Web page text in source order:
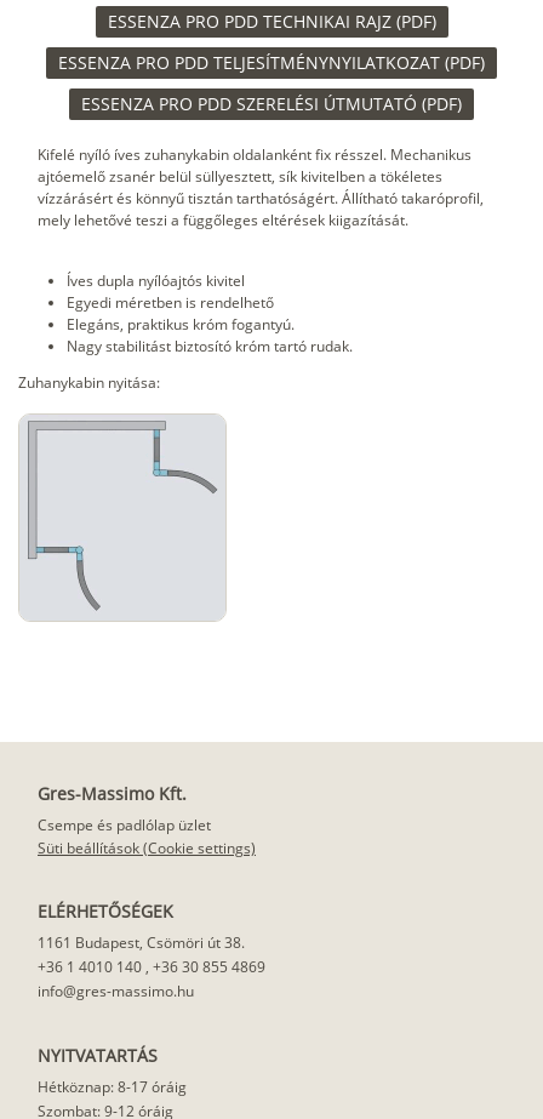
ESSENZA PRO PDD TECHNIKAI RAJZ (PDF)
ESSENZA PRO PDD TELJESÍTMÉNYNYILATKOZAT (PDF)
ESSENZA PRO PDD SZERELÉSI ÚTMUTATÓ (PDF)
Kifelé nyíló íves zuhanykabin oldalanként fix résszel. Mechanikus
ajtóemelő zsanér belül süllyesztett, sík kivitelben a tökéletes
vízzárásért és könnyű tisztán tarthatóságért. Állítható takaróprofil,
mely lehetővé teszi a függőleges eltérések kiigazítását.
Íves dupla nyílóajtós kivitel
Egyedi méretben is rendelhető
Elegáns, praktikus króm fogantyú.
Nagy stabilitást biztosító króm tartó rudak.
Zuhanykabin nyitása:
Gres-Massimo Kft.
Csempe és padlólap üzlet
Süti beállítások (Cookie settings)
ELÉRHETŐSÉGEK
1161 Budapest, Csömöri út 38.
+36 1 4010 140, +36 30 855 4869
info@gres-massimo.hu
NYITVATARTÁS
Hétköznap: 8-17 óráig
Szombat: 9-12 óráig